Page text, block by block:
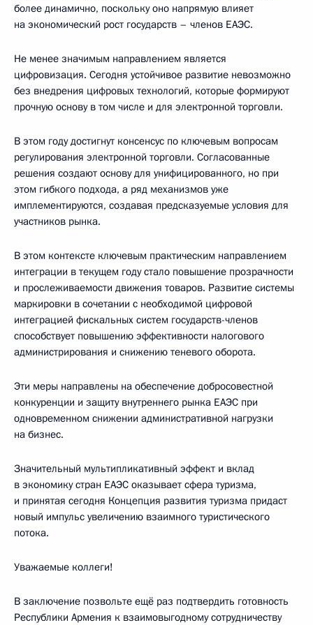
более динамично, поскольку оно напрямую влияет
на экономический рост государств – членов ЕАЭС.
Не менее значимым направлением является
цифровизация. Сегодня устойчивое развитие невозможно
без внедрения цифровых технологий, которые формируют
прочную основу в том числе и для электронной торговли.
В этом году достигнут консенсус по ключевым вопросам
регулирования электронной торговли. Согласованные
решения создают основу для унифицированного, но при
этом гибкого подхода, а ряд механизмов уже
имплементируются, создавая предсказуемые условия для
участников рынка.
В этом контексте ключевым практическим направлением
интеграции в текущем году стало повышение прозрачности
и прослеживаемости движения товаров. Развитие системы
маркировки в сочетании с необходимой цифровой
интеграцией фискальных систем государств-членов
способствует повышению эффективности налогового
администрирования и снижению теневого оборота.
Эти меры направлены на обеспечение добросовестной
конкуренции и защиту внутреннего рынка ЕАЭС при
одновременном снижении административной нагрузки
на бизнес.
Значительный мультипликативный эффект и вклад
в экономику стран ЕАЭС оказывает сфера туризма,
и принятая сегодня Концепция развития туризма придаст
новый импульс увеличению взаимного туристического
потока.
Уважаемые коллеги!
В заключение позвольте ещё раз подтвердить готовность
Республики Армения к взаимовыгодному сотрудничеству